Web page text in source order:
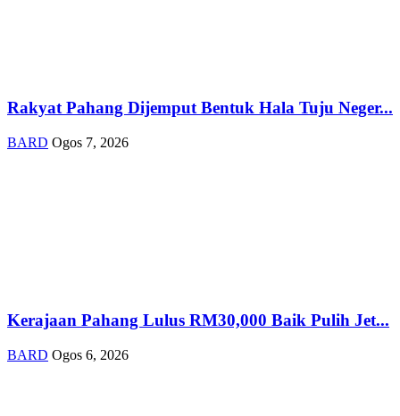
Rakyat Pahang Dijemput Bentuk Hala Tuju Neger...
BARD Ogos 7, 2026
Kerajaan Pahang Lulus RM30,000 Baik Pulih Jet...
BARD Ogos 6, 2026